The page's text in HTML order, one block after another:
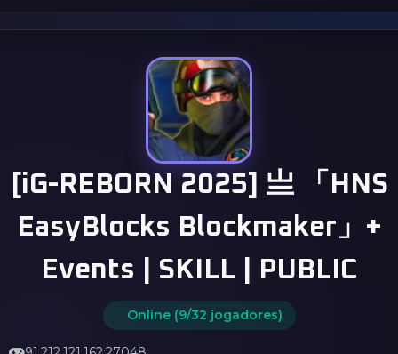
[iG-REBORN 2025] 亗 「HNS
EasyBlocks Blockmaker」+
Events | SKILL | PUBLIC
Online (9/32 jogadores)